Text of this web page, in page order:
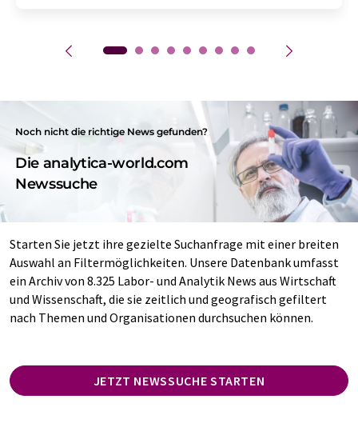
Noch nicht die richtige News gefunden?
Die analytica-world.com
Newssuche
Starten Sie jetzt ihre gezielte Suchanfrage mit einer breiten
Auswahl an Filtermöglichkeiten. Unsere Datenbank umfasst
ein Archiv von 8.325 Labor- und Analytik News aus Wirtschaft
und Wissenschaft, die sie zeitlich und geografisch gefiltert
nach Themen und Organisationen durchsuchen können.
JETZT NEWSSUCHE STARTEN